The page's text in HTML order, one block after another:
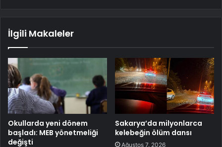
İlgili Makaleler
Okullarda yeni dönem
başladı: MEB yönetmeliği
değişti
Sakarya’da milyonlarca
kelebeğin ölüm dansı
Ağustos 7, 2026